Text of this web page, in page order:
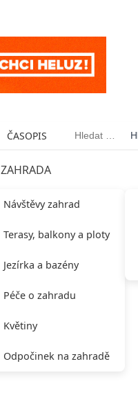
ČASOPIS Vyhledávání
ZAHRADA
Návštěvy zahrad
Terasy, balkony a ploty
Jezírka a bazény
Péče o zahradu
Květiny
Odpočinek na zahradě